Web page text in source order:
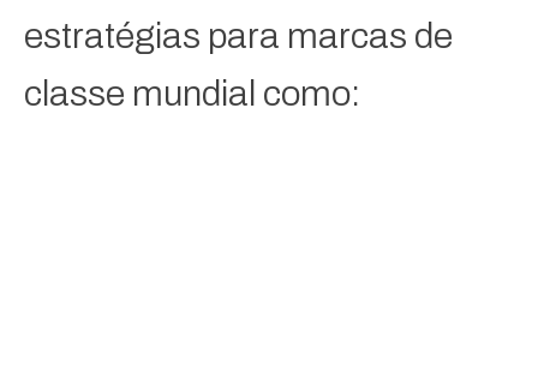
estratégias para marcas de
classe mundial como: